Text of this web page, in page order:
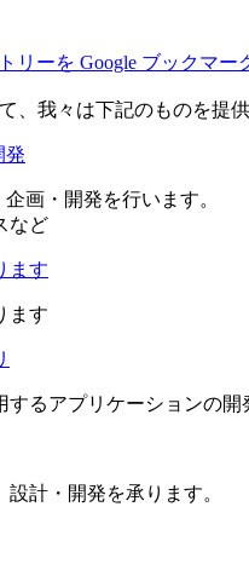
、我々は下記のものを提供
発
画・開発を行います。
など
ます
ます
するアプリケーションの開
計・開発を承ります。